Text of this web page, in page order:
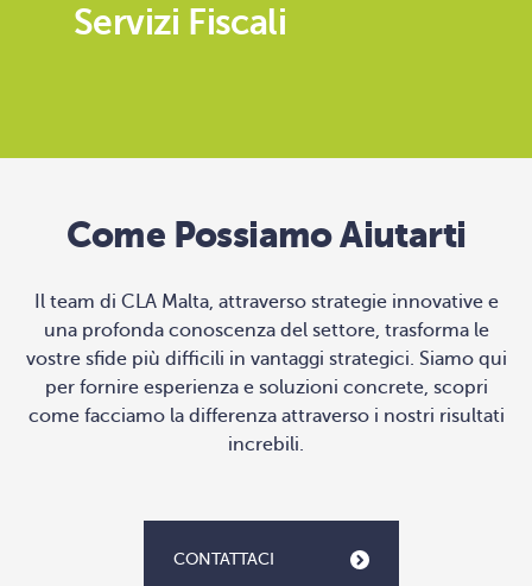
Servizi Fiscali
Come Possiamo Aiutarti
Il team di CLA Malta, attraverso strategie innovative e
una profonda conoscenza del settore, trasforma le
vostre sfide più difficili in vantaggi strategici. Siamo qui
per fornire esperienza e soluzioni concrete, scopri
come facciamo la differenza attraverso i nostri risultati
increbili.
CONTATTACI